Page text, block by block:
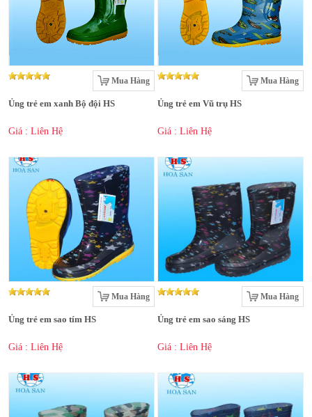
Mua Hàng
Ủng trẻ em xanh Bộ đội HS
Giá : Liên Hệ
Mua Hàng
Ủng trẻ em Vũ trụ HS
Giá : Liên Hệ
Mua Hàng
Ủng trẻ em sao tím HS
Giá : Liên Hệ
Mua Hàng
Ủng trẻ em sao sáng HS
Giá : Liên Hệ